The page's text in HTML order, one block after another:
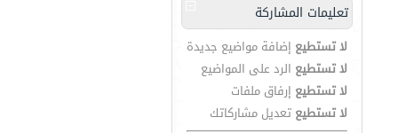
تعليمات المشاركة
لا تستطيع إضافة مواضيع جديدة
لا تستطيع الرد على المواضيع
لا تستطيع إرفاق ملفات
لا تستطيع تعديل مشاركاتك